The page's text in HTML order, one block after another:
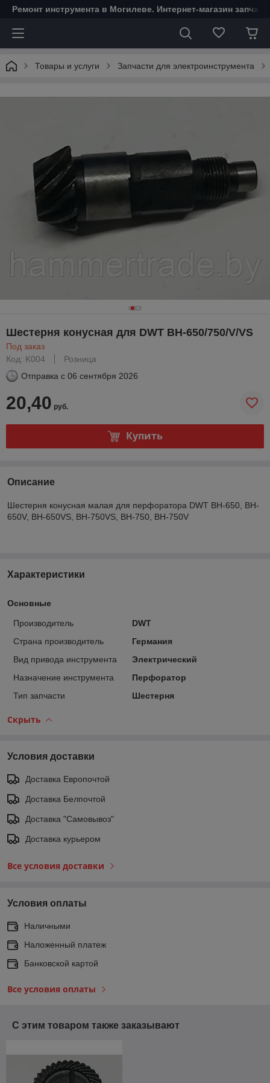
Ремонт инструмента в Могилеве. Интернет-магазин
Товары и услуги Запчасти для электроинструмента
Шестерня конусная для DWT BH-650/750/V/VS
Под заказ
Код: K004
Розница
Отправка с 06 сентября 2026
20,40 руб.
Купить
Описание
Шестерня конусная малая для перфоратора DWT BH-650, BH-
650V, BH-650VS, BH-750VS, BH-750, BH-750V
Характеристики
Основные
Производитель
DWT
Страна производитель
Германия
Вид привода инструмента
Электрический
Назначение инструмента
Перфоратор
Тип запчасти
Шестерня
Скрыть
Условия доставки
Доставка Европочтой
Доставка Белпочтой
Доставка "Самовывоз"
Доставка курьером
Все условия доставки
Условия оплаты
Наличными
Наложенный платеж
Банковской картой
Все условия оплаты
С этим товаром также заказывают